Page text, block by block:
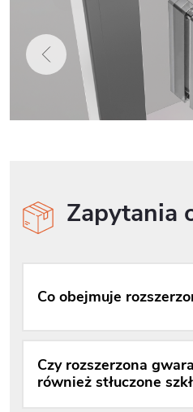
Zapytania
Co obejmuje
Czy rozszerzona
również stłuczone